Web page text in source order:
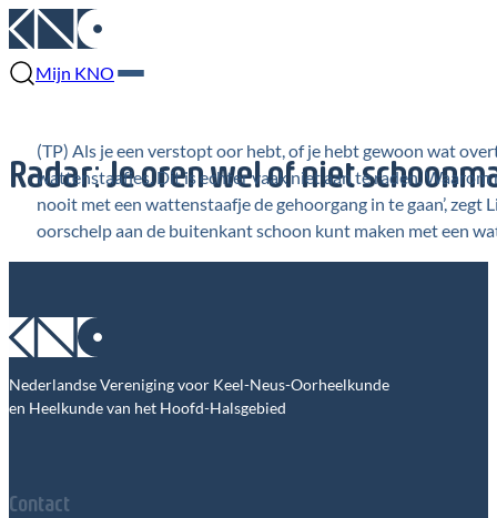
Mijn KNO
Radar: Je oren wel of niet
(TP) Als je een verstopt oor hebt, of je hebt gewoon wat
wattenstaafjes. Dit is echter vaak niet aan te raden.
nooit met een wattenstaafje de gehoorgang in te gaan’, zegt
oorschelp aan de buitenkant schoon kunt maken met een
Nederlandse Vereniging voor Keel-Neus-Oorheelkunde
en Heelkunde van het Hoofd-Halsgebied
Contact